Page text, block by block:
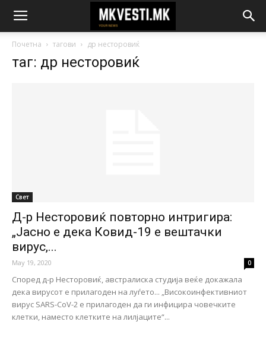
Почетна тагови др несторовиќ
таг: др несторовиќ
Свет
Д-р Несторовиќ повторно интригира:
„Јасно е дека Ковид-19 е вештачки
вирус,...
May 19, 2020 0
Според д-р Несторовиќ, австралиска студија веќе докажала
дека вирусот е прилагоден на луѓето... „Високоинфективниот
вирус SARS-CoV-2 е прилагоден да ги инфицира човечките
клетки, наместо клетките на лилјаците“...